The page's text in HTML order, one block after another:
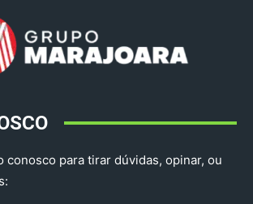
conosco para tirar dúvidas, opinar, ou